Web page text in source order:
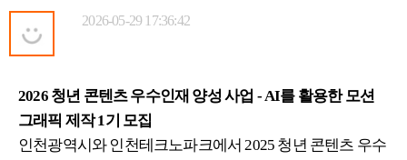
2026-05-29 17:36:42
2026 청년 콘텐츠 우수인재 양성 사업 - AI를 활용한 모션
그래픽 제작 1기 모집
인천광역시와 인천테크노파크에서 2025 청년 콘텐츠 우수